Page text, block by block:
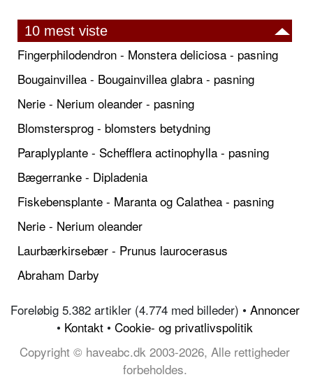
10 mest viste
Fingerphilodendron - Monstera deliciosa - pasning
Bougainvillea - Bougainvillea glabra - pasning
Nerie - Nerium oleander - pasning
Blomstersprog - blomsters betydning
Paraplyplante - Schefflera actinophylla - pasning
Bægerranke - Dipladenia
Fiskebensplante - Maranta og Calathea - pasning
Nerie - Nerium oleander
Laurbærkirsebær - Prunus laurocerasus
Abraham Darby
Foreløbig 5.382 artikler (4.774 med billeder) • Annoncer
• Kontakt • Cookie- og privatlivspolitik
Copyright © haveabc.dk 2003-2026, Alle rettigheder
forbeholdes.